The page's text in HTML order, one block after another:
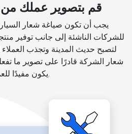
قم بتصوير عملك
يجب أن تكون صياغة شعار
للشركات الناشئة إلى جانب توفير
لتصبح حديث المدينة وتجذب
شعار الشركة قادرًا على تصوير ما
يكون مفيدًا للعملاء.